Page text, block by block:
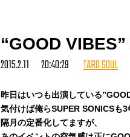
“GOOD
2015.2.11 20:40:29 TARO SOUL
昨日はいつも出演している
気付けば俺らSUPER SONICSも3
隔月の定番化してますが、